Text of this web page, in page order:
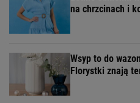
na chrzcinach i
Wsyp to do
Florystki znają